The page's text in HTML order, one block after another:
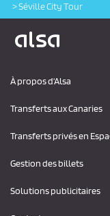
Séville City Tour
À propos d'Alsa
Transferts aux Canaries
Transferts privés en
Gestion des billets
Solutions publicitaires